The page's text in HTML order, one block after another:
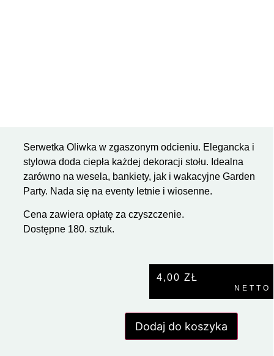
Serwetka Oliwka w zgaszonym odcieniu. Elegancka i
stylowa doda ciepła każdej dekoracji stołu. Idealna
zarówno na wesela, bankiety, jak i wakacyjne Garden
Party. Nada się na eventy letnie i wiosenne.
Cena zawiera opłatę za czyszczenie.
Dostępne 180. sztuk.
4,00 ZŁ
NETTO
Dodaj do koszyka